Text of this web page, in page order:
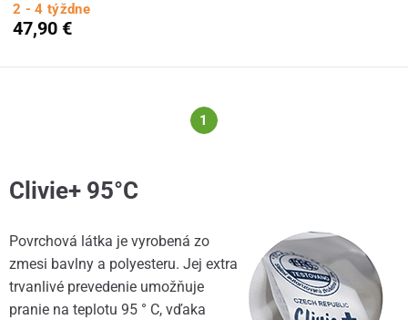
2 - 4 týždne
47,90 €
1
Clivie+ 95°C
Povrchová látka je vyrobená zo
zmesi bavlny a polyesteru. Jej extra
trvanlivé prevedenie umožňuje
pranie na teplotu 95 ° C, vďaka